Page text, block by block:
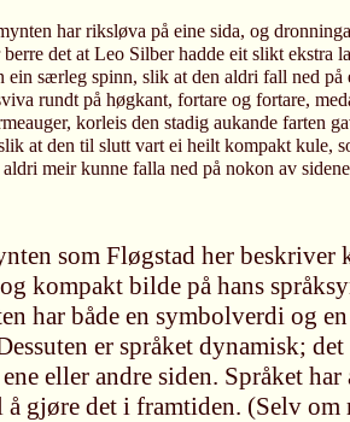
har riksløva på eine sida, og
det at Leo Silber hadde eit slikt ekstra
ein særleg spinn, slik at den aldri fall ned på
rundt på høgkant, fortare og fortare,
korleis den stadig aukande farten
at den til slutt vart ei heilt kompakt kule,
meir kunne falla ned på nokon av
som Fløgstad her beskriver
kompakt bilde på hans
har både en symbolverdi og
er språket dynamisk;
eller andre siden. Språket
å gjøre det i framtiden. (Selv